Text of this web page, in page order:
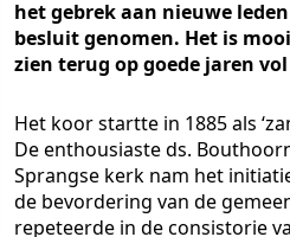
het gebrek aan nieuwe
besluit genomen. Het is
zien terug op goede jaren
Het koor startte in 1885 als
De enthousiaste ds.
Sprangse kerk nam het
de bevordering van de
repeteerde in de consistorie